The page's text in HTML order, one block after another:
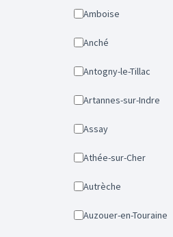
Amboise
Anché
Antogny-le-Tillac
Artannes-sur-Indre
Assay
Athée-sur-Cher
Autrèche
Auzouer-en-Touraine